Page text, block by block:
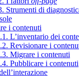
Strumenti di
i contenuti
L’inventario dei
Revisionare i
Migrare i contenuti
Pubblicare i contenuti